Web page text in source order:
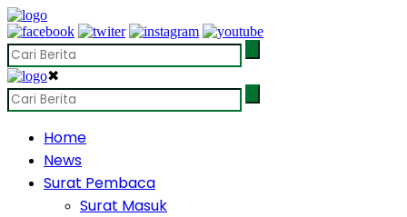
✖
Home
News
Surat Pembaca
Surat Masuk